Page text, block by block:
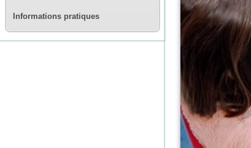
Informations pratiques